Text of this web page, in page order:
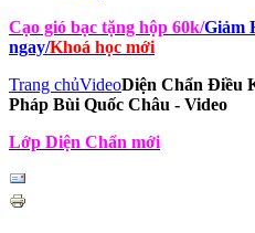
Cạo gió bạc tặng hộp 60k/Giảm
ngay/Khoá học mới
Trang chủVideoDiện Chẩn Điều
Pháp Bùi Quốc Châu - Video
Lớp Diện Chẩn mới